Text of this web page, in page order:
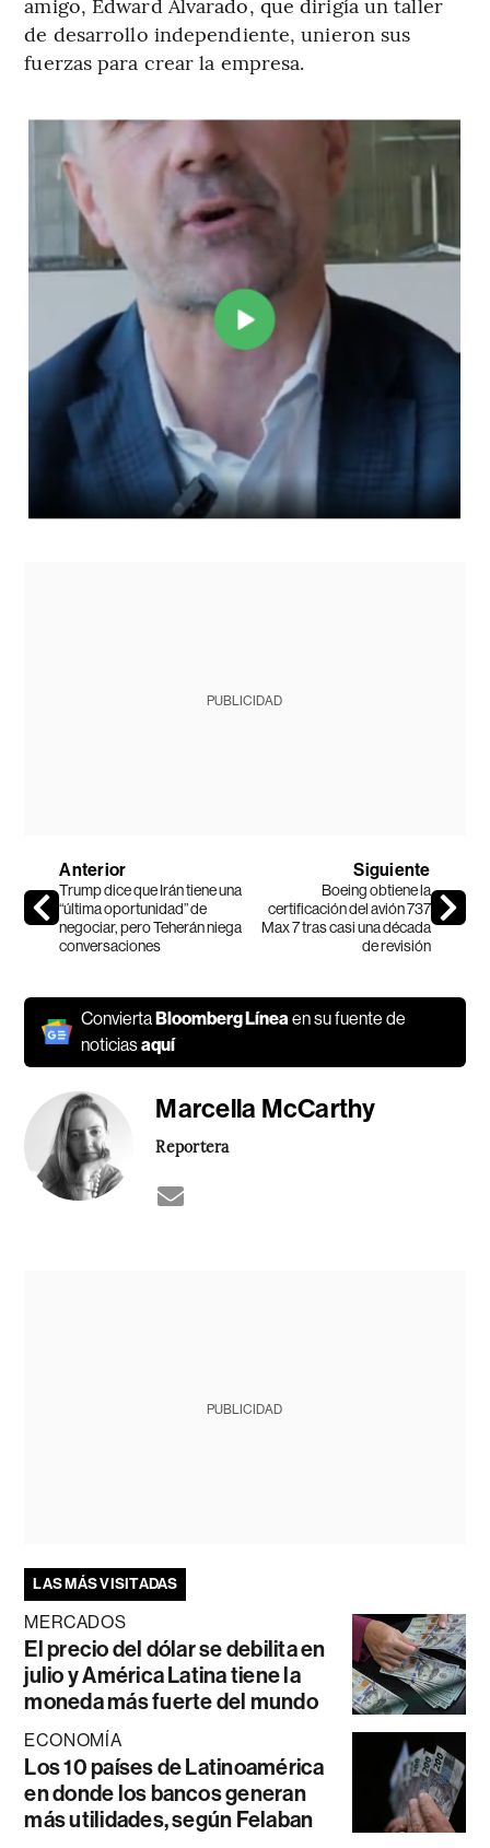
de desarrollo independiente, unieron sus
fuerzas para crear la empresa.
PUBLICIDAD
Anterior
Trump dice que Irán tiene una
“última oportunidad” de
negociar, pero Teherán niega
conversaciones
Siguiente
Boeing obtiene la
certificación del avión 737
Max 7 tras casi una década
de revisión
ConviertaBloomberg Línea en su fuente de
noticiasaquí
Marcella McCarthy
Reportera
PUBLICIDAD
LAS MÁS VISITADAS
MERCADOS
El precio del dólar se debilita en
julio y América Latina tiene la
moneda más fuerte del mundo
ECONOMÍA
Los 10 países de Latinoamérica
en donde los bancos generan
más utilidades, según Felaban